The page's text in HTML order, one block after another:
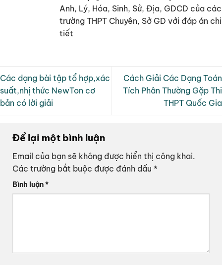
Anh, Lý, Hóa, Sinh, Sử, Địa, GDCD của các
trường THPT Chuyên, Sở GD với đáp án chi
tiết
Các dạng bài tập tổ hợp,xác
suất,nhị thức NewTon cơ
bản có lời giải
Cách Giải Các Dạng Toán
Tích Phân Thường Gặp Thi
THPT Quốc Gia
Để lại một bình luận
Email của bạn sẽ không được hiển thị công khai.
Các trường bắt buộc được đánh dấu *
Bình luận*